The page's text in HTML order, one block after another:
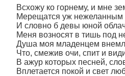
Всхожу ко горнему, и мне
Мерещатся уж нежеланным
И словно б девы юной
Меня возносят в тишь под
Душа моя младенцем
Что, смежив очи, спит и
В ажур которых песней,
Вплетается покой и свет